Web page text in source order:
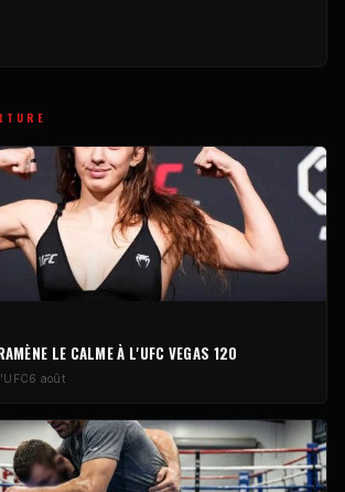
LE CALME À L'UFC VEGAS 120
6 août